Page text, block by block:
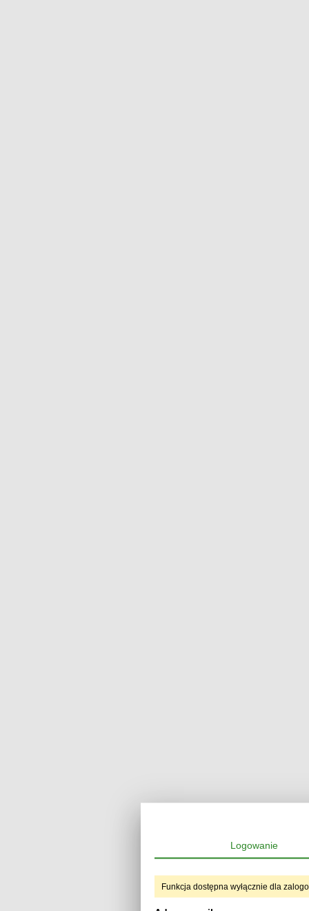
Logowanie
Funkcja dostępna wyłącznie dla